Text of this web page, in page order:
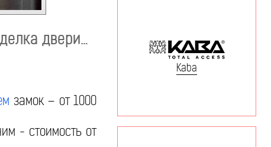
двери…
замок – от 1000
- стоимость от
Kaba